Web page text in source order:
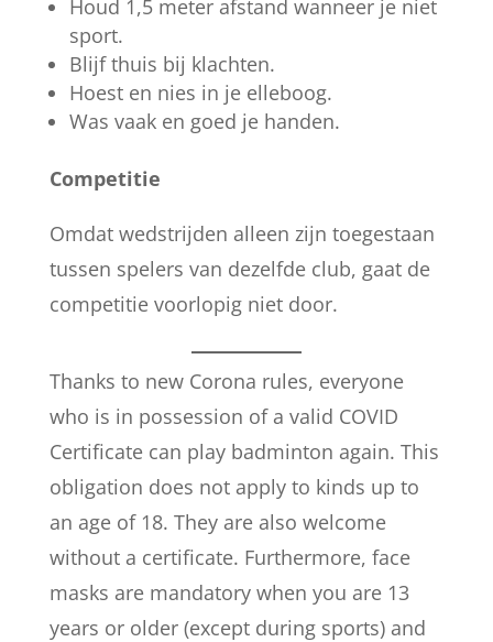
Houd 1,5 meter afstand wanneer je niet
sport.
Blijf thuis bij klachten.
Hoest en nies in je elleboog.
Was vaak en goed je handen.
Competitie
Omdat wedstrijden alleen zijn toegestaan
tussen spelers van dezelfde club, gaat de
competitie voorlopig niet door.
Thanks to new Corona rules, everyone
who is in possession of a valid COVID
Certificate can play badminton again. This
obligation does not apply to kinds up to
an age of 18. They are also welcome
without a certificate. Furthermore, face
masks are mandatory when you are 13
years or older (except during sports) and